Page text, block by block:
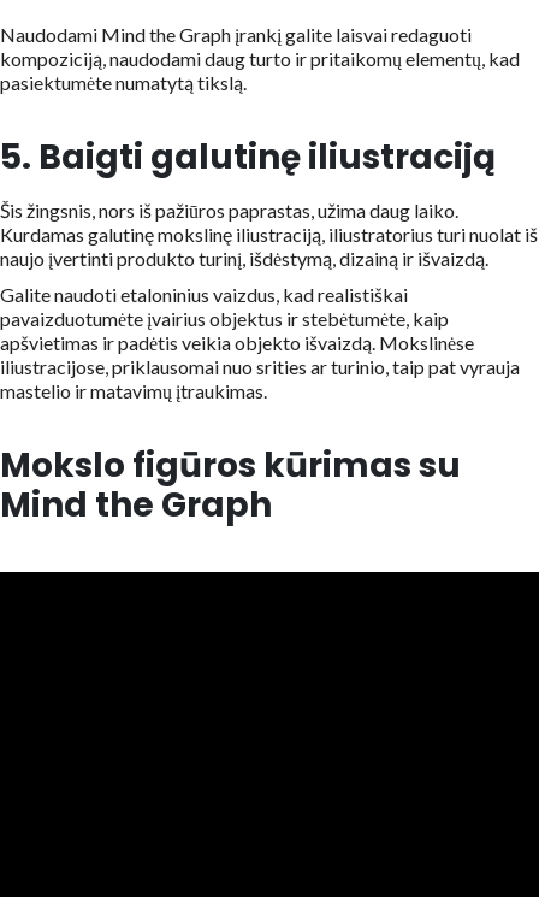
Naudodami Mind the Graph įrankį galite laisvai redaguoti
kompoziciją, naudodami daug turto ir pritaikomų elementų, kad
pasiektumėte numatytą tikslą.
5. Baigti galutinę iliustraciją
Šis žingsnis, nors iš pažiūros paprastas, užima daug laiko.
Kurdamas galutinę mokslinę iliustraciją, iliustratorius turi nuolat iš
naujo įvertinti produkto turinį, išdėstymą, dizainą ir išvaizdą.
Galite naudoti etaloninius vaizdus, kad realistiškai
pavaizduotumėte įvairius objektus ir stebėtumėte, kaip
apšvietimas ir padėtis veikia objekto išvaizdą. Mokslinėse
iliustracijose, priklausomai nuo srities ar turinio, taip pat vyrauja
mastelio ir matavimų įtraukimas.
Mokslo figūros kūrimas su
Mind the Graph